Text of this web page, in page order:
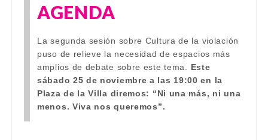
AGENDA
La segunda sesión sobre Cultura de la violación
puso de relieve la necesidad de espacios más
amplios de debate sobre este tema. Este
sábado 25 de noviembre a las 19:00 en la
Plaza de la Villa diremos: “Ni una más, ni una
menos. Viva nos queremos”.